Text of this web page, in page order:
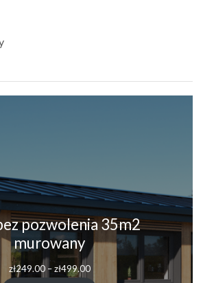
pozwolenia 35m2
murowany
zł249.00 – zł499.00Zakres